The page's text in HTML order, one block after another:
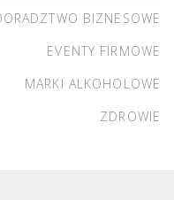
BIZNESOWE
EVENTY FIRMOWE
MARKI ALKOHOLOWE
ZDROWIE